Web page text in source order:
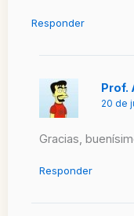
Responder
Prof.
20 de
Gracias,
Responder